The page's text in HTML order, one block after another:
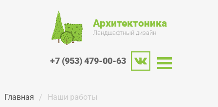
Архитектоника
Ландшафтный дизайн
+7 (953) 479-00-63
Главная Наши работы